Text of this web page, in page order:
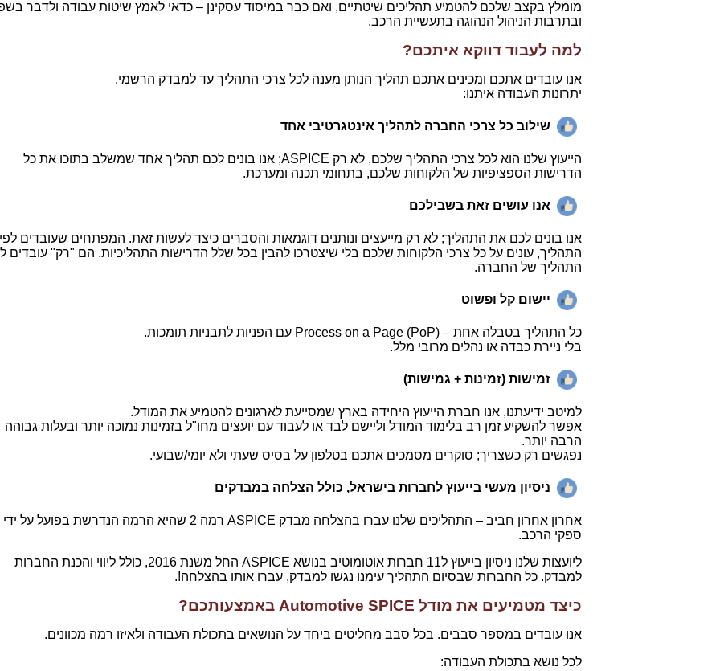
מומלץ בקצב שלכם להטמיע תהליכים שיטתיים, ואם כבר במיסוד עסקינן – כדאי לאמץ שיטות עבודה ולדבר
ובתרבות הניהול הנהוגה בתעשיית הרכב.
למה לעבוד דווקא איתכם?
אנו עובדים אתכם ומכינים אתכם תהליך הנותן מענה לכל צרכי התהליך עד למבדק הרשמי.
יתרונות העבודה איתנו:
שילוב כל צרכי החברה לתהליך אינטגרטיבי אחד
הייעוץ שלנו הוא לכל צרכי התהליך שלכם, לא רק ASPICE; אנו בונים לכם תהליך אחד שמשלב בתוכו את כל
הדרישות הספציפיות של הלקוחות שלכם, בתחומי תכנה ומערכת.
אנו עושים זאת בשבילכם
אנו בונים לכם את התהליך; לא רק מייעצים ונותנים דוגמאות והסברים כיצד לעשות זאת. המפתחים שעובדים לפי
התהליך, עונים על כל צרכי הלקוחות שלכם בלי שיצטרכו להבין בכל שלל הדרישות התהליכיות. הם "רק" עובדים
התהליך של החברה.
יישום קל ופשוט
כל התהליך בטבלה אחת – (Process on a Page (PoP עם הפניות לתבניות תומכות.
בלי ניירת כבדה או נהלים מרובי מלל.
זמישות (זמינות + גמישות)
למיטב ידיעתנו, אנו חברת הייעוץ היחידה בארץ שמסייעת לארגונים להטמיע את המודל.
אפשר להשקיע זמן רב בלימוד המודל וליישם לבד או לעבוד עם יועצים מחו"ל בזמינות נמוכה יותר ובעלות גבוהה
הרבה יותר.
נפגשים רק כשצריך; סוקרים מסמכים אתכם בטלפון על בסיס שעתי ולא יומי/שבועי.
ניסיון מעשי בייעוץ לחברות בישראל, כולל הצלחה במבדקים
אחרון אחרון חביב – התהליכים שלנו עברו בהצלחה מבדק ASPICE רמה 2 שהיא הרמה הנדרשת בפועל על ידי
ספקי הרכב.
ליועצות שלנו ניסיון בייעוץ ל11 חברות אוטומוטיב בנושא ASPICE החל משנת 2016, כולל ליווי והכנת החברות
למבדק. כל החברות שבסיום התהליך עימנו נגשו למבדק, עברו אותו בהצלחה!.
כיצד מטמיעים את מודל Automotive SPICE באמצעותכם?
אנו עובדים במספר סבבים. בכל סבב מחליטים ביחד על הנושאים בתכולת העבודה ולאיזו רמה מכוונים.
לכל נושא בתכולת העבודה: